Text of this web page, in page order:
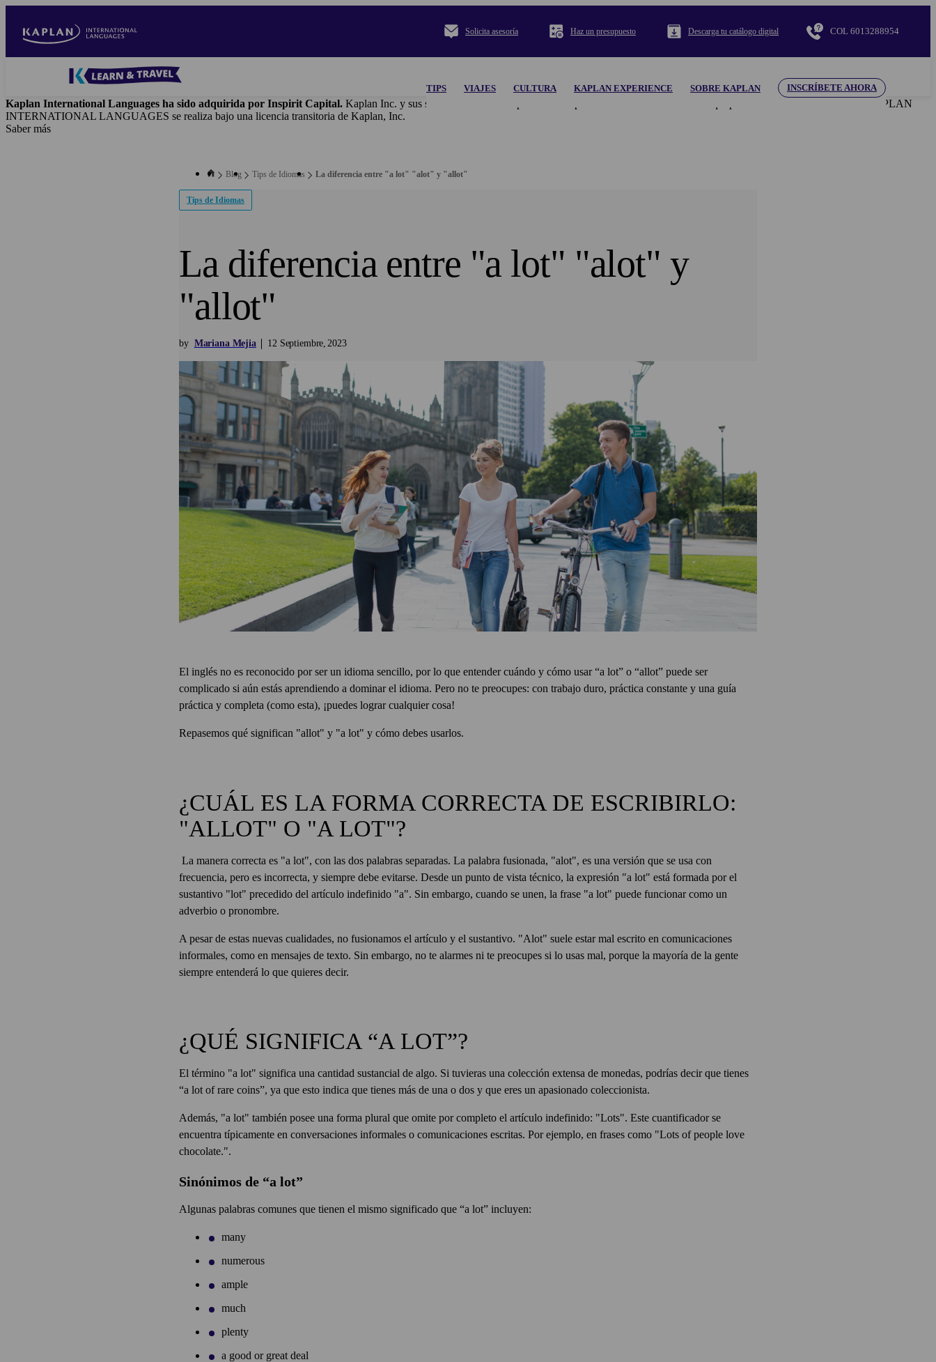
contenido
Solicita asesoría Haz un presupuesto Descarga tu catálogo digital COL 6013288954
Blog
Main
navigation
TIPS VIAJES CULTURA KAPLAN EXPERIENCE SOBRE KAPLAN INSCRÍBETE AHORA
Kaplan International Languages ha sido adquirida por Inspirit Capital. Kaplan Inc. y sus subsidiarias no se responsabilizan por el contenido ni el material aquí presentado. El uso de la marca KAPLAN
INTERNATIONAL LANGUAGES se realiza bajo una licencia transitoria de Kaplan, Inc.
Saber más
Blog Tips de Idiomas La diferencia entre "a lot" "alot" y "allot"
Tips de Idiomas
La diferencia entre "a lot" "alot" y
"allot"
by Mariana Mejia 12 Septiembre 2023
El inglés no es reconocido por ser un idioma sencillo, por lo que entender cuándo y cómo usar “a lot” o “allot” puede ser
complicado si aún estás aprendiendo a dominar el idioma. Pero no te preocupes: con trabajo duro, práctica constante y una guía
práctica y completa (como esta), ¡puedes lograr cualquier cosa!
Repasemos qué significan "allot" y "a lot" y cómo debes usarlos.
¿CUÁL ES LA FORMA CORRECTA DE ESCRIBIRLO:
"ALLOT" O "A LOT"?
La manera correcta es "a lot", con las dos palabras separadas. La palabra fusionada, "alot", es una versión que se usa con
frecuencia, pero es incorrecta, y siempre debe evitarse. Desde un punto de vista técnico, la expresión "a lot" está formada por el
sustantivo "lot" precedido del artículo indefinido "a". Sin embargo, cuando se unen, la frase "a lot" puede funcionar como un
adverbio o pronombre.
A pesar de estas nuevas cualidades, no fusionamos el artículo y el sustantivo. "Alot" suele estar mal escrito en comunicaciones
informales, como en mensajes de texto. Sin embargo, no te alarmes ni te preocupes si lo usas mal, porque la mayoría de la gente
siempre entenderá lo que quieres decir.
¿QUÉ SIGNIFICA “A LOT”?
El término "a lot" significa una cantidad sustancial de algo. Si tuvieras una colección extensa de monedas, podrías decir que tienes
“a lot of rare coins”, ya que esto indica que tienes más de una o dos y que eres un apasionado coleccionista.
Además, "a lot" también posee una forma plural que omite por completo el artículo indefinido: "Lots". Este cuantificador se
encuentra típicamente en conversaciones informales o comunicaciones escritas. Por ejemplo, en frases como "Lots of people love
chocolate.".
Sinónimos de “a lot”
Algunas palabras comunes que tienen el mismo significado que “a lot” incluyen:
many
numerous
ample
much
plenty
a good or great deal